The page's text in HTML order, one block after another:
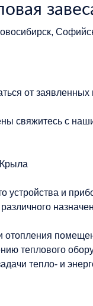
от заявленных
свяжитесь с
устройства и
отопления
теплового
тепло- и